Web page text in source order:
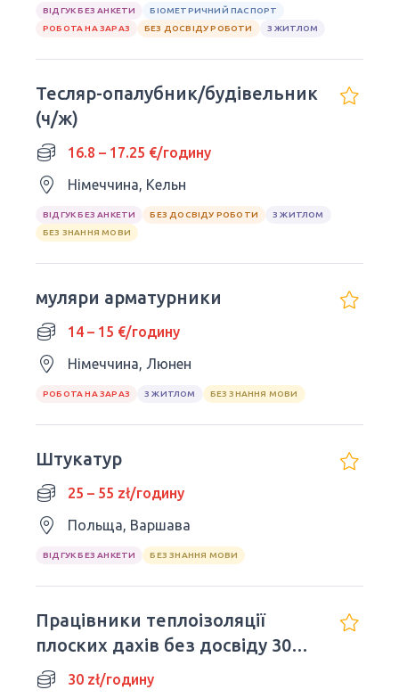
ВІДГУК БЕЗ АНКЕТИ
БІОМЕТРИЧНИЙ ПАСПОРТ
РОБОТА НА ЗАРАЗ
БЕЗ ДОСВІДУ РОБОТИ З ЖИТЛОМ
Тесляр-опалубник/будівельник
(ч/ж)
16.8 – 17.25 €/годину
Німеччина, Кельн
ВІДГУК БЕЗ АНКЕТИ БЕЗ ДОСВІДУ РОБОТИ
З ЖИТЛОМ
БЕЗ ЗНАННЯ МОВИ
муляри арматурники
14 – 15 €/годину
Німеччина, Люнен
РОБОТА НА ЗАРАЗ З ЖИТЛОМ БЕЗ ЗНАННЯ МОВИ
Штукатур
25 – 55 zł/годину
Польща, Варшава
ВІДГУК БЕЗ АНКЕТИ БЕЗ ЗНАННЯ МОВИ
Працівники теплоізоляції
плоских дахів без досвіду 30
zl/h (netto)!
30 zł/годину